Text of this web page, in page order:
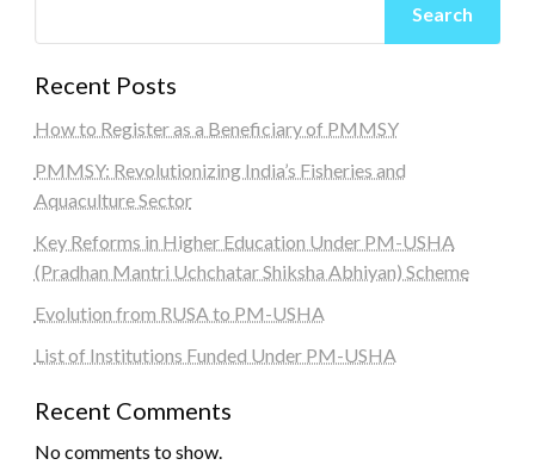
Search
Recent Posts
How to Register as a Beneficiary of PMMSY
PMMSY: Revolutionizing India’s Fisheries and
Aquaculture Sector
Key Reforms in Higher Education Under PM-USHA
(Pradhan Mantri Uchchatar Shiksha Abhiyan) Scheme
Evolution from RUSA to PM-USHA
List of Institutions Funded Under PM-USHA
Recent Comments
No comments to show.